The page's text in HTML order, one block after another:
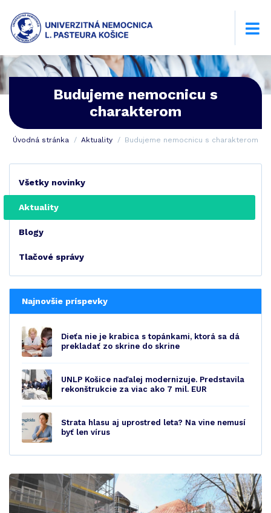
Budujeme nemocnicu s
charakterom
Úvodná stránka Aktuality Budujeme nemocnicu s charakterom
Všetky novinky
Aktuality
Blogy
Tlačové správy
Najnovšie príspevky
Dieťa nie je krabica s topánkami, ktorá sa dá
prekladať zo skrine do skrine
UNLP Košice naďalej modernizuje. Predstavila
rekonštrukcie za viac ako 7 mil. EUR
Strata hlasu aj uprostred leta? Na vine nemusí
byť len vírus